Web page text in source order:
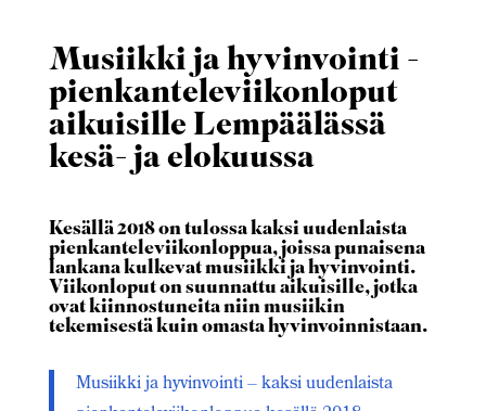
Musiikki ja hyvinvointi -
pienkanteleviikonloput
aikuisille Lempäälässä
kesä- ja elokuussa
Kesällä 2018 on tulossa kaksi uudenlaista
pienkanteleviikonloppua, joissa punaisena
lankana kulkevat musiikki ja hyvinvointi.
Viikonloput on suunnattu aikuisille, jotka
ovat kiinnostuneita niin musiikin
tekemisestä kuin omasta hyvinvoinnistaan.
Musiikki ja hyvinvointi – kaksi uudenlaista